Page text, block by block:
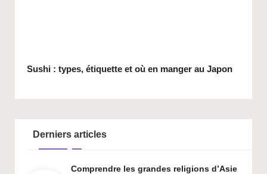
Sushi : types, étiquette et où en manger au Japon
Derniers articles
Comprendre les grandes religions d’Asie